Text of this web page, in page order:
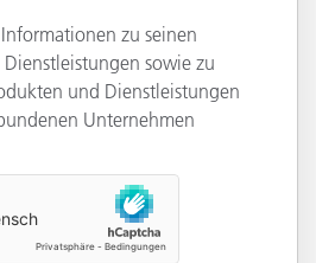
zu seinen
sowie zu
und Dienstleistungen
Unternehmen